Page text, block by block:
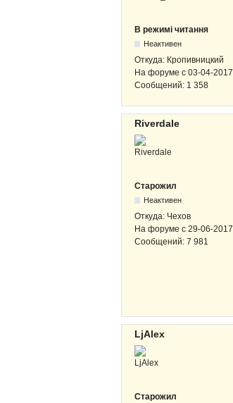
В режимі читання
Неактивен
Откуда: Кропивницкий
На форуме с 03-04-2017
Сообщений: 1 358
Riverdale
Старожил
Неактивен
Откуда: Чехов
На форуме с 29-06-2017
Сообщений: 7 981
LjAlex
Старожил